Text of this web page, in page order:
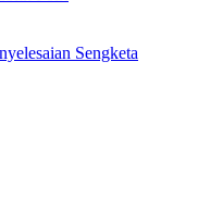
Sengketa